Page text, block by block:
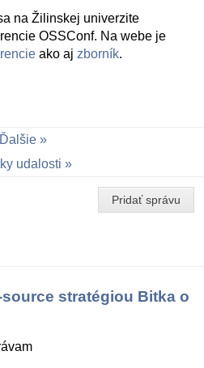
na Žilinskej univerzite
OSSConf. Na webe je
ako aj zborník.
Ďalšie
udalosti
Pridať správu
stratégiou Bitka o